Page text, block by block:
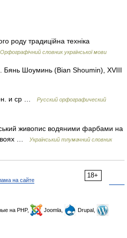
роду традиційна техніка
Орфографічний словник української мови
Бянь Шоуминь (Bian Shoumin), XVIII
и ср …
Русский орфографический
живопис водяними фарбами на
…
Український тлумачний словник
18+
на сайте
на PHP, Joomla,
Drupal,